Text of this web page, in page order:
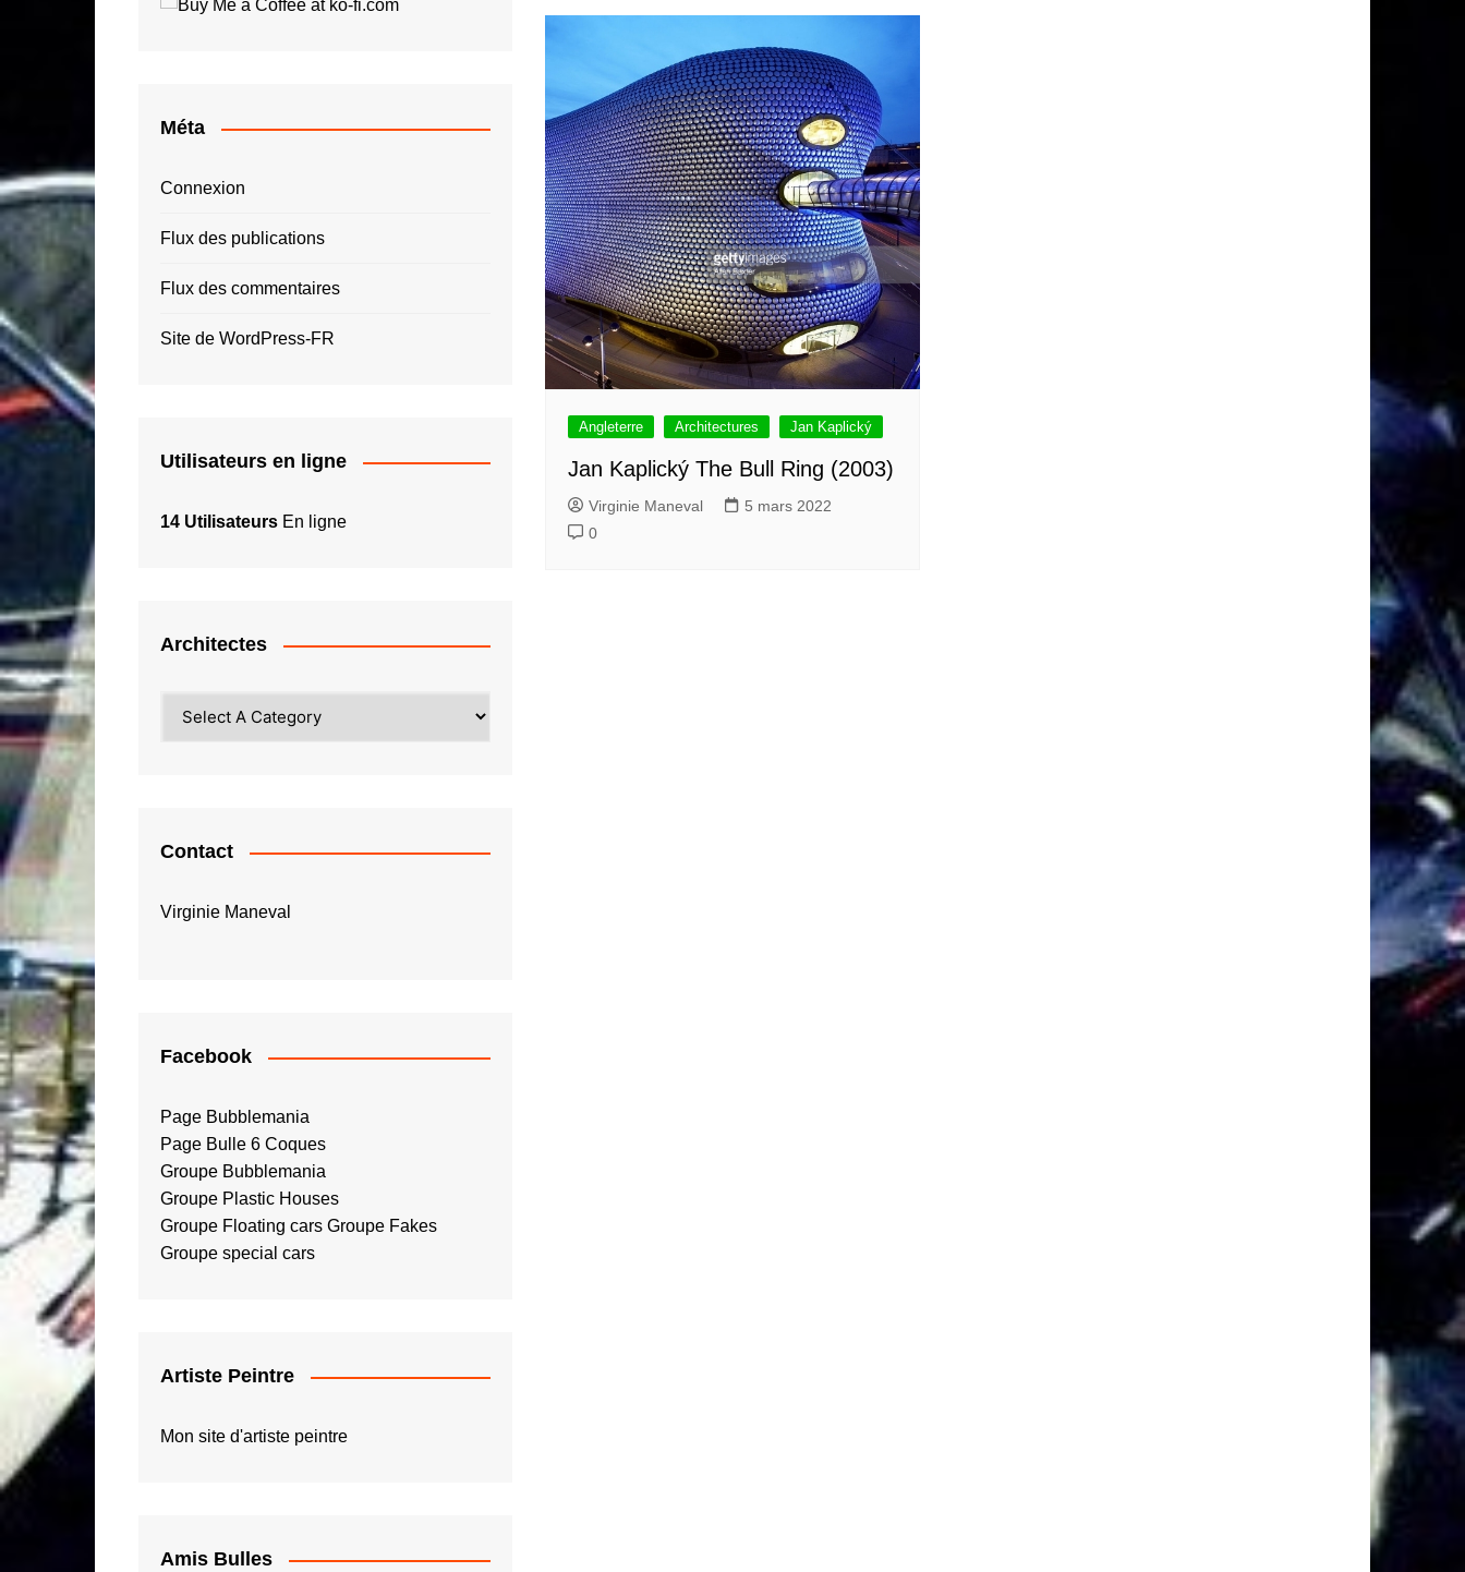
Roger Tallon
Hélicoptère
Moto
Fusée
Submersible
Trains
Voiture
Voiture Bulle
Musée
Bulle
Organiques
Bulle Six Coques
Plastique
Concept
Venturo
Angleterre Architectures Jan Kaplický
Jan Kaplický The Bull Ring (2003)
Virginie Maneval
5 mars 2022
0
Méta
Connexion
Flux des publications
Flux des commentaires
Site de WordPress-FR
Utilisateurs en ligne
14 Utilisateurs En ligne
Architectes
Contact
Virginie Maneval
Facebook
Page Bubblemania
Page Bulle 6 Coques
Groupe Bubblemania
Groupe Plastic Houses
Groupe Floating cars Groupe Fakes
Groupe special cars
Artiste Peintre
Mon site d'artiste peintre
Amis Bulles